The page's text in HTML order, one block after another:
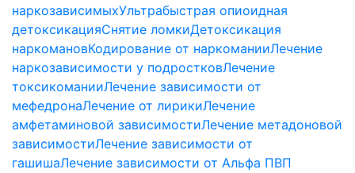
наркозависимыхУльтрабыстрая опиоидная
детоксикацияСнятие ломкиДетоксикация
наркомановКодирование от наркоманииЛечение
наркозависимости у подростковЛечение
токсикоманииЛечение зависимости от
мефедронаЛечение от лирикиЛечение
амфетаминовой зависимостиЛечение метадоновой
зависимостиЛечение зависимости от
гашишаЛечение зависимости от Альфа ПВП